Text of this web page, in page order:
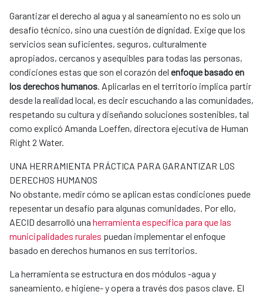
Garantizar el derecho al agua y al saneamiento no es solo un
desafío técnico, sino una cuestión de dignidad. Exige que los
servicios sean suficientes, seguros, culturalmente
apropiados, cercanos y asequibles para todas las personas,
condiciones estas que son el corazón del enfoque basado en
los derechos humanos . Aplicarlas en el territorio implica partir
desde la realidad local, es decir escuchando a las comunidades,
respetando su cultura y diseñando soluciones sostenibles, tal
como explicó Amanda Loeffen, directora ejecutiva de Human
Right 2 Water.
UNA HERRAMIENTA PRÁCTICA PARA GARANTIZAR LOS
DERECHOS HUMANOS
No obstante, medir cómo se aplican estas condiciones puede
repesentar un desafío para algunas comunidades. Por ello,
AECID desarrolló una herramienta específica para que las
municipalidades rurales puedan implementar el enfoque
basado en derechos humanos en sus territorios.
La herramienta se estructura en dos módulos -agua y
saneamiento, e higiene- y opera a través dos pasos clave. El